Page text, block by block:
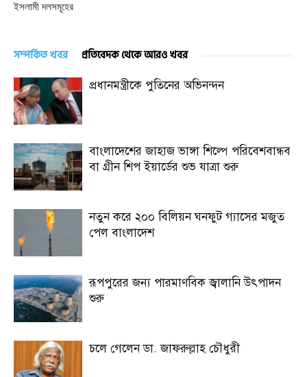
ইসলামী দলসমূহের
সম্পর্কিত খবর প্রতিবেদক থেকে আরও খবর
প্রধানমন্ত্রীকে পুতিনের অভিনন্দন
বাংলাদেশের জাহাজ ভাঙ্গা শিল্পে পরিবেশবান্ধব
বা গ্রীন শিপ ইয়ার্ডের শুভ যাত্রা শুরু
নতুন করে ২০০ বিলিয়ন ঘনফুট গ্যাসের মজুত
পেল বাংলাদেশ
রূপপুরের জন্য পারমাণবিক জ্বালানি উৎপাদন
শুরু
চলে গেলেন ডা. জাফরুল্লাহ চৌধুরী